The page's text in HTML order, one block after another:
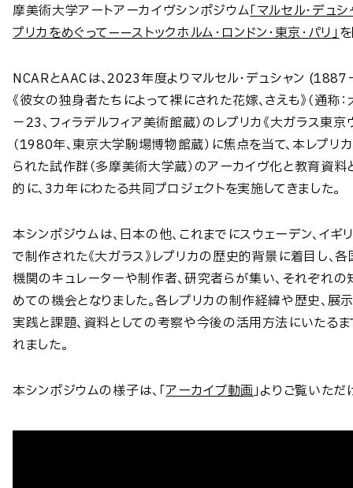
摩美術大学アートアーカイヴシンポジウム「マルセル・デュ
プリカをめぐって——ストックホルム・ロンドン・東京・パリ」
NCARとAACは、2023年度よりマルセル・デュシャン
《彼女の独身者たちによって裸にされた花嫁、さえも》（通称
－23、フィラデルフィア美術館蔵）のレプリカ《大ガラス東京
（1980年、東京大学駒場博物館蔵）に焦点を当て、本レプリ
られた試作群（多摩美術大学蔵）のアーカイヴ化と教育資料
的に、3カ年にわたる共同プロジェクトを実施してきました。
本シンポジウムは、日本の他、これまでにスウェーデン、イギ
で制作された《大ガラス》レプリカの歴史的背景に着目し、
機関のキュレーターや制作者、研究者らが集い、それぞれ
めての機会となりました。各レプリカの制作経緯や歴史、展
実践と課題、資料としての考察や今後の活用方法にいたるま
れました。
本シンポジウムの様子は、「アーカイブ動画」よりご覧いただ